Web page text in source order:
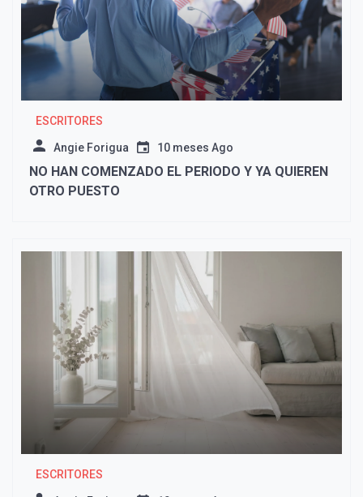
ESCRITORES
Angie Forigua 10 meses Ago
NO HAN COMENZADO EL PERIODO Y YA QUIEREN
OTRO PUESTO
ESCRITORES